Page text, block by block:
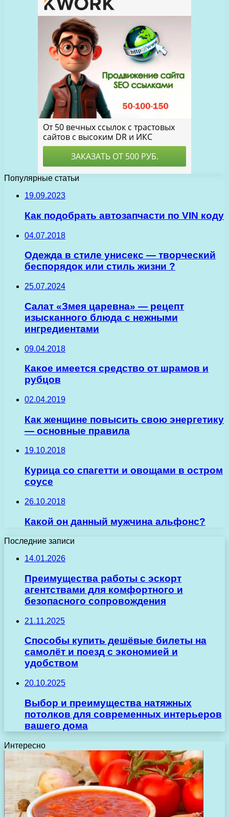
Популярные статьи
19.09.2023
Как подобрать автозапчасти по VIN коду
04.07.2018
Одежда в стиле унисекс — творческий
беспорядок или стиль жизни ?
25.07.2024
Салат «Змея царевна» — рецепт
изысканного блюда с нежными
ингредиентами
09.04.2018
Какое имеется средство от шрамов и
рубцов
02.04.2019
Как женщине повысить свою энергетику
— основные правила
19.10.2018
Курица со спагетти и овощами в остром
соусе
26.10.2018
Какой он данный мужчина альфонс?
Последние записи
14.01.2026
Преимущества работы с эскорт
агентствами для комфортного и
безопасного сопровождения
21.11.2025
Способы купить дешёвые билеты на
самолёт и поезд с экономией и
удобством
20.10.2025
Выбор и преимущества натяжных
потолков для современных интерьеров
вашего дома
Интересно